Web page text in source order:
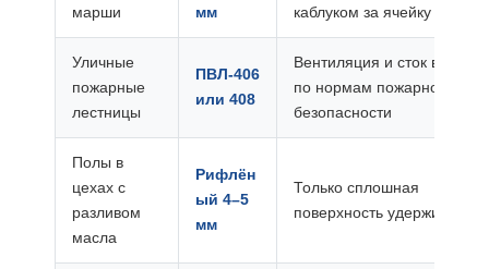
марши
мм
каблуком за ячейку
Уличные
пожарные
лестницы
ПВЛ-406
или 408
Вентиляция и сток воды
по нормам пожарной
безопасности
Полы в
цехах с
разливом
масла
Рифлён
ый 4–5
мм
Только сплошная
поверхность удержит ГСМ